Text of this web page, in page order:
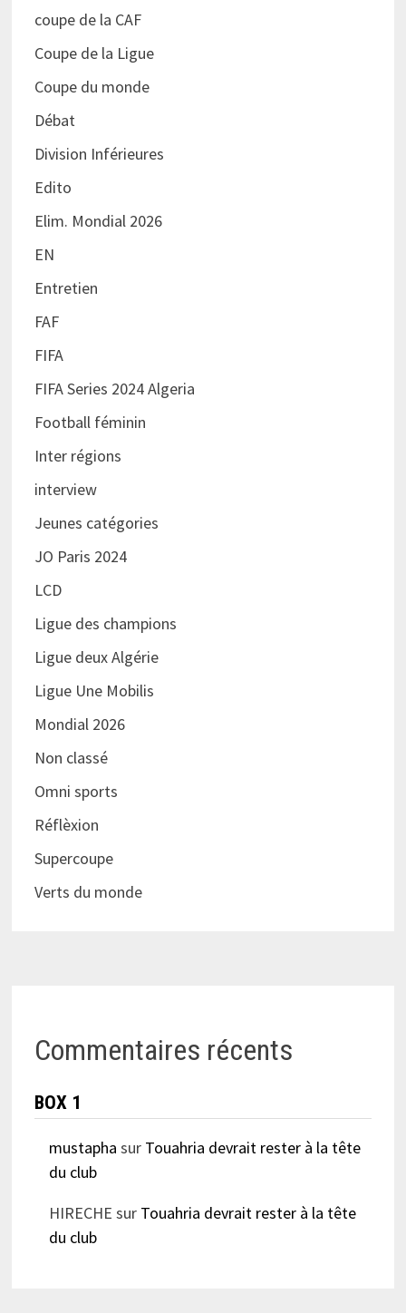
coupe de la CAF
Coupe de la Ligue
Coupe du monde
Débat
Division Inférieures
Edito
Elim. Mondial 2026
EN
Entretien
FAF
FIFA
FIFA Series 2024 Algeria
Football féminin
Inter régions
interview
Jeunes catégories
JO Paris 2024
LCD
Ligue des champions
Ligue deux Algérie
Ligue Une Mobilis
Mondial 2026
Non classé
Omni sports
Réflèxion
Supercoupe
Verts du monde
Commentaires récents
BOX 1
mustapha sur Touahria devrait rester à la tête
du club
HIRECHE sur Touahria devrait rester à la tête
du club